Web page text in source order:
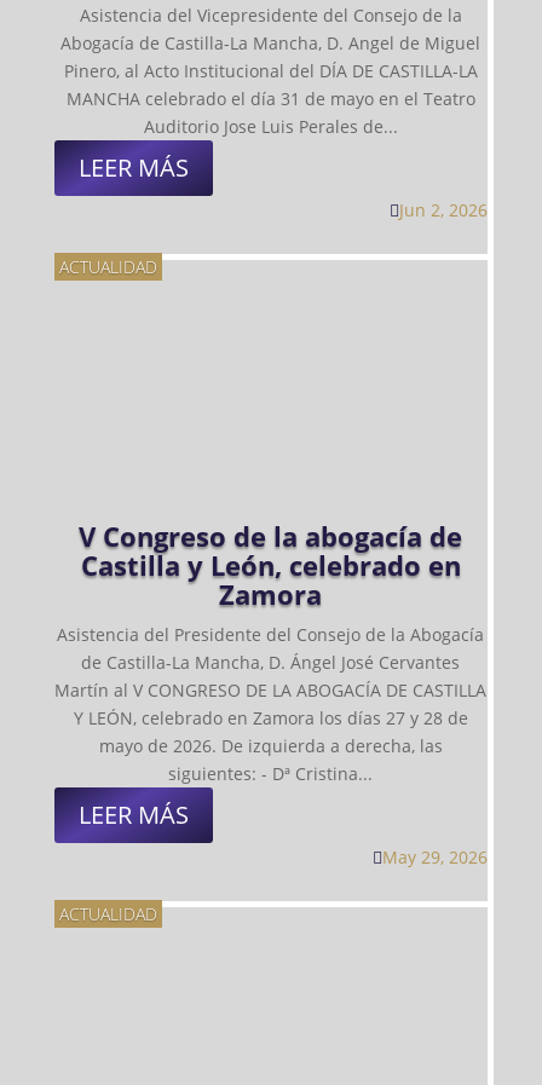
Asistencia del Vicepresidente del Consejo de la
Abogacía de Castilla-La Mancha, D. Angel de Miguel
Pinero, al Acto Institucional del DÍA DE CASTILLA-LA
MANCHA celebrado el día 31 de mayo en el Teatro
Auditorio Jose Luis Perales de...
LEER MÁS
Jun 2, 2026
ACTUALIDAD
V Congreso de la abogacía de
Castilla y León, celebrado en
Zamora
Asistencia del Presidente del Consejo de la Abogacía
de Castilla-La Mancha, D. Ángel José Cervantes
Martín al V CONGRESO DE LA ABOGACÍA DE CASTILLA
Y LEÓN, celebrado en Zamora los días 27 y 28 de
mayo de 2026. De izquierda a derecha, las
siguientes: - Dª Cristina...
LEER MÁS
May 29, 2026
ACTUALIDAD